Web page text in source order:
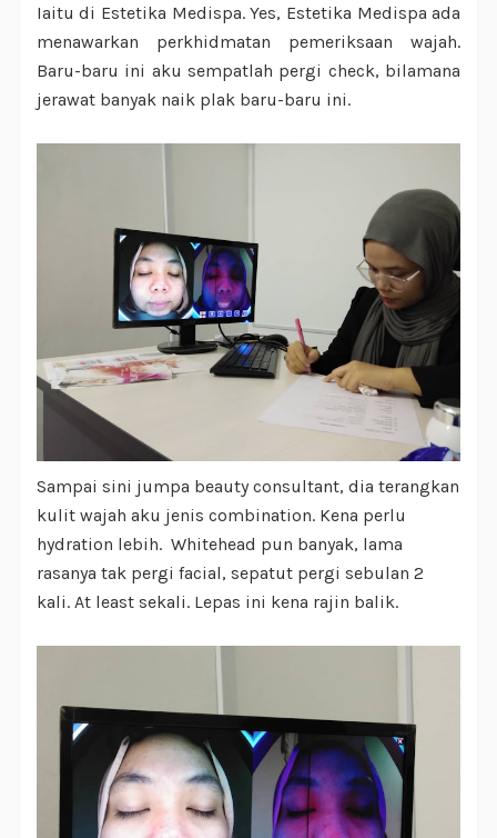
Iaitu di Estetika Medispa. Yes, Estetika Medispa ada
menawarkan perkhidmatan pemeriksaan wajah.
Baru-baru ini aku sempatlah pergi check, bilamana
jerawat banyak naik plak baru-baru ini.
Sampai sini jumpa beauty consultant, dia terangkan
kulit wajah aku jenis combination. Kena perlu
hydration lebih. Whitehead pun banyak, lama
rasanya tak pergi facial, sepatut pergi sebulan 2
kali. At least sekali. Lepas ini kena rajin balik.